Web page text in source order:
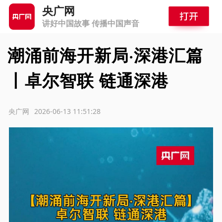
央广网
讲好中国故事 传播中国声音
潮涌前海开新局·深港汇篇
丨卓尔智联 链通深港
2026-06-13 11:51:28
央广网